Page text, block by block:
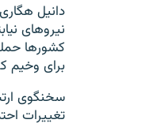
دانیل
نیروهای
کشورها
برای وخیم
سخنگوی
تغییرات